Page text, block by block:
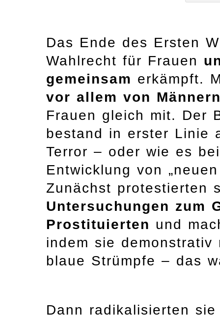
Das Ende des Ersten
Wahlrecht für Frauen
gemeinsam erkämpft.
vor allem von
Frauen gleich mit. Der
bestand in erster Linie
Terror – oder wie es
Entwicklung von
Zunächst protestierten
Untersuchungen zum
Prostituierten und
indem sie demonstrativ
blaue Strümpfe – das
Dann radikalisierten